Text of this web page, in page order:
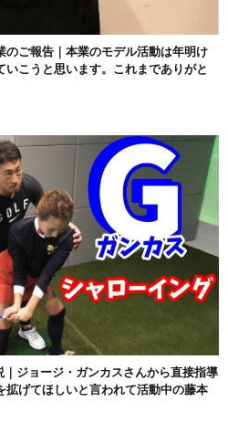
のご報告｜本業のモデル活動は年明け
こうと思います。これまでありがと
ジョージ・ガンカスさんから直接指導
拡げてほしいと言われて活動中の藤本